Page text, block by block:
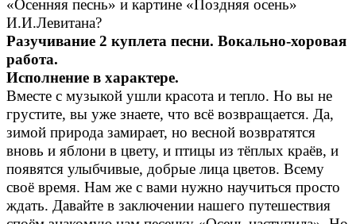
«Осенняя песнь» и картине «Поздняя осень»
И.И.Левитана?
Разучивание 2 куплета песни. Вокально-хоровая
работа.
Исполнение в характере.
Вместе с музыкой ушли красота и тепло. Но вы не
грустите, вы уже знаете, что всё возвращается. Да,
зимой природа замирает, но весной возвратятся
вновь и яблони в цвету, и птицы из тёплых краёв, и
появятся улыбчивые, добрые лица цветов. Всему
своё время. Нам же с вами нужно научиться просто
ждать. Давайте в заключении нашего путешествия